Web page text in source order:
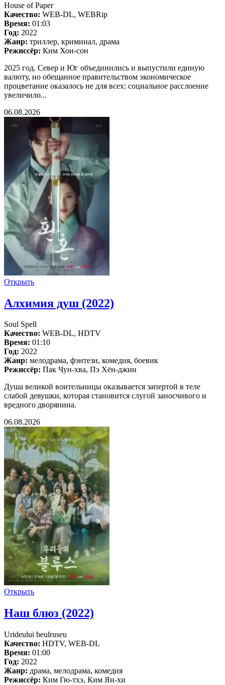
House of Paper
Качество: WEB-DL, WEBRip
Время: 01:03
Год: 2022
Жанр: триллер, криминал, драма
Режиссёр: Ким Хон-сон
2025 год. Север и Юг объединились и выпустили единую
валюту, но обещанное правительством экономическое
процветание оказалось не для всех: социальное расслоение
увеличило...
06.08.2026
Открыть
Алхимия душ (2022)
Soul Spell
Качество: WEB-DL, HDTV
Время: 01:10
Год: 2022
Жанр: мелодрама, фэнтези, комедия, боевик
Режиссёр: Пак Чун-хва, Пэ Хён-джин
Душа великой воительницы оказывается запертой в теле
слабой девушки, которая становится слугой заносчивого и
вредного дворянина.
06.08.2026
Открыть
Наш блюз (2022)
Urideului beulruseu
Качество: HDTV, WEB-DL
Время: 01:00
Год: 2022
Жанр: драма, мелодрама, комедия
Режиссёр: Ким Гю-тхэ, Ким Ян-хи